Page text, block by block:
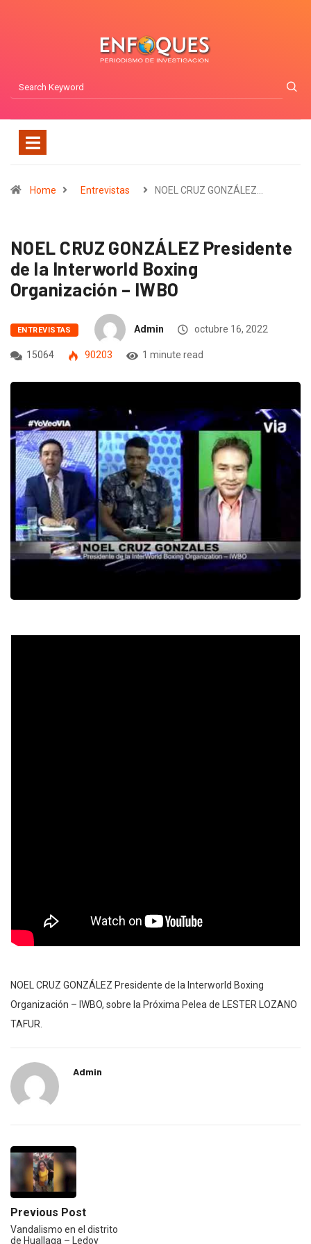
Home Entrevistas NOEL CRUZ GONZÁLEZ…
NOEL CRUZ GONZÁLEZ Presidente
de la Interworld Boxing
Organización – IWBO
ENTREVISTAS Admin octubre 16, 2022
15064 90203 1 minute read
NOEL CRUZ GONZÁLEZ Presidente de la Interworld Boxing
Organización – IWBO, sobre la Próxima Pelea de LESTER LOZANO
TAFUR.
Admin
Previous Post
Vandalismo en el distrito
de Huallaga – Ledoy